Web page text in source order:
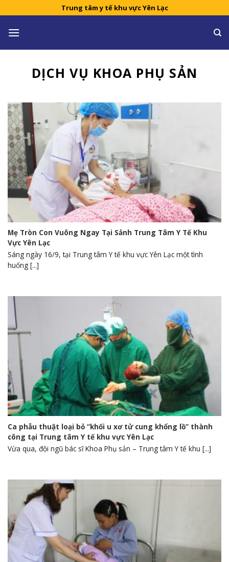
to
content
Trung tâm y tế khu vực Yên Lạc
DỊCH VỤ KHOA PHỤ SẢN
Mẹ Tròn Con Vuông Ngay Tại Sảnh Trung Tâm Y Tế Khu
Vực Yên Lạc
Sáng ngày 16/9, tại Trung tâm Y tế khu vực Yên Lạc một tình
huống [...]
Ca phẫu thuật loại bỏ “khối u xơ tử cung khổng lồ” thành
công tại Trung tâm Y tế khu vực Yên Lạc
Vừa qua, đội ngũ bác sĩ Khoa Phụ sản – Trung tâm Y tế khu [...]